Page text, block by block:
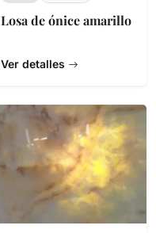
Losa de ónice amarillo
Ver detalles